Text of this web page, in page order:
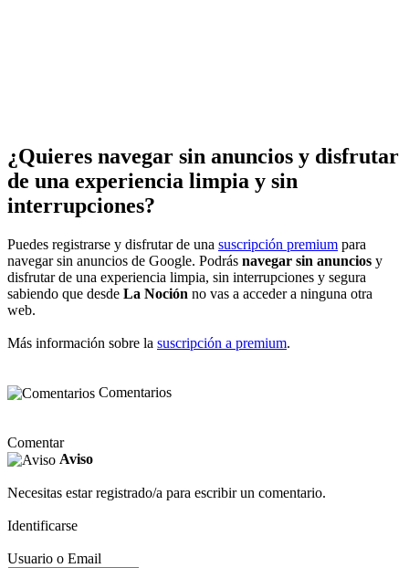
¿Quieres navegar sin anuncios y disfrutar
de una experiencia limpia y sin
interrupciones?
Puedes registrarse y disfrutar de una suscripción premium para
navegar sin anuncios de Google. Podrás navegar sin anuncios y
disfrutar de una experiencia limpia, sin interrupciones y segura
sabiendo que desde La Noción no vas a acceder a ninguna otra
web.
Más información sobre la suscripción a premium.
Comentarios
Comentar
Aviso
Necesitas estar registrado/a para escribir un comentario.
Identificarse
Usuario o Email